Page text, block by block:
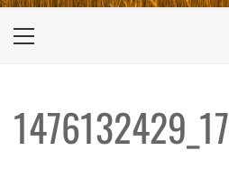
Primary
1476132429_17